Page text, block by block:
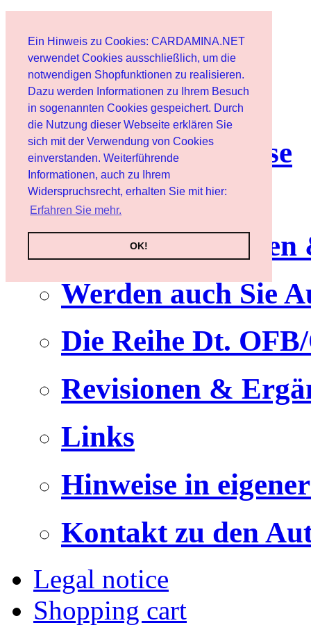
Ein Hinweis zu Cookies: CARDAMINA.NET
verwendet Cookies ausschließlich, um die
notwendigen Shopfunktionen zu realisieren.
Dazu werden Informationen zu Ihrem Besuch
in sogenannten Cookies gespeichert. Durch
die Nutzung dieser Webseite erklären Sie
sich mit der Verwendung von Cookies
einverstanden. Weiterführende
Informationen, auch zu Ihrem
Widerspruchsrecht, erhalten Sie mit hier:
Erfahren Sie mehr.
OK!
User
Newsletter
Nutzungshinweise
Service
Werden auch Sie
Die Reihe Dt.
Revisionen &
Links
Hinweise in
Kontakt zu den
Legal notice
Shopping cart